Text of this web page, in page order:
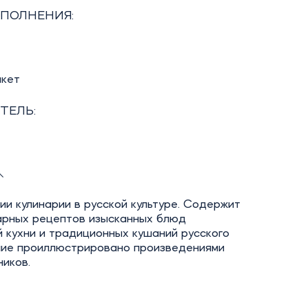
кулинарии в русской культуре. Содержит
рецептов изысканных блюд
кухни и традиционных кушаний русского
проиллюстрировано произведениями